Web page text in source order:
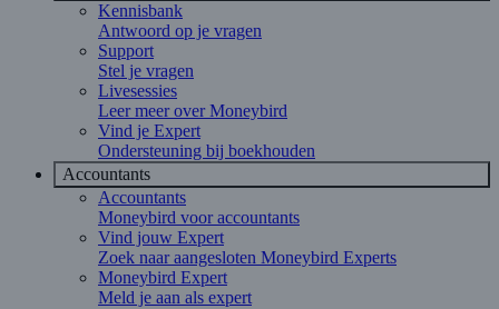
Kennisbank
Antwoord op je vragen
Support
Stel je vragen
Livesessies
Leer meer over Moneybird
Vind je Expert
Ondersteuning bij boekhouden
Accountants
Accountants
Moneybird voor accountants
Vind jouw Expert
Zoek naar aangesloten Moneybird Experts
Moneybird Expert
Meld je aan als expert